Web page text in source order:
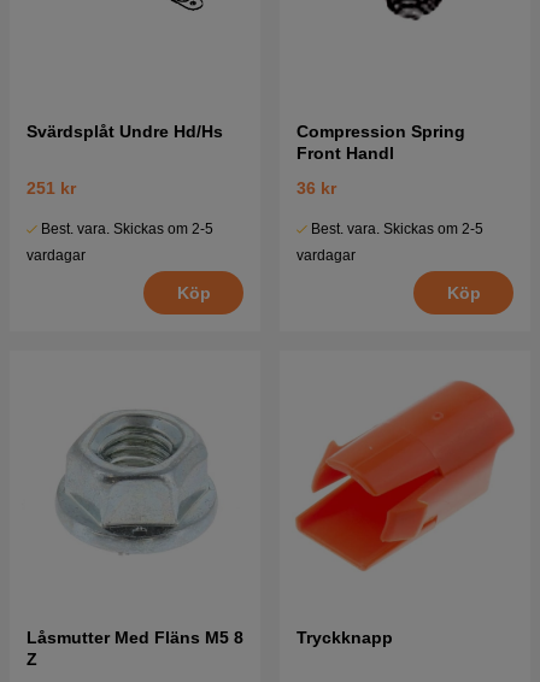
Svärdsplåt Undre Hd/Hs
251 kr
Best. vara. Skickas om 2-5
vardagar
Köp
Compression Spring
Front Handl
36 kr
Best. vara. Skickas om 2-5
vardagar
Köp
Låsmutter Med Fläns M5 8
Z
Tryckknapp